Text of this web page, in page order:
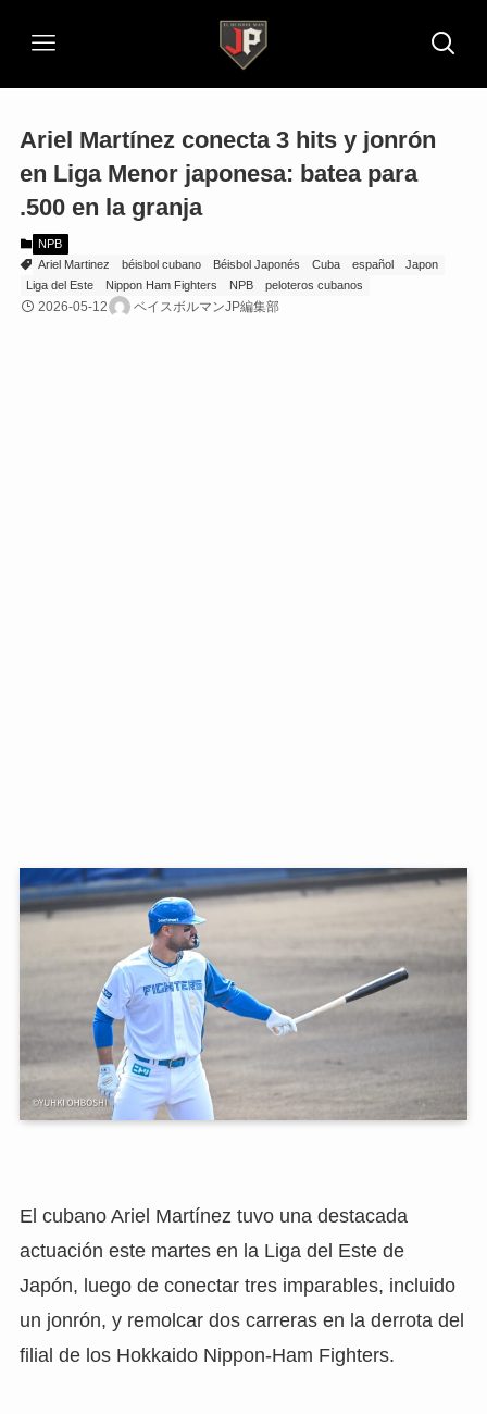
Ariel Martínez conecta 3 hits y jonrón
en Liga Menor japonesa: batea para
.500 en la granja
NPB
Ariel Martinez
béisbol cubano Béisbol Japonés Cuba español
Japon
Liga del Este
Nippon Ham Fighters NPB peloteros cubanos
2026-05-12 ベイスボルマンJP編集部
El cubano Ariel Martínez tuvo una destacada
actuación este martes en la Liga del Este de
Japón, luego de conectar tres imparables, incluido
un jonrón, y remolcar dos carreras en la derrota del
filial de los Hokkaido Nippon-Ham Fighters.